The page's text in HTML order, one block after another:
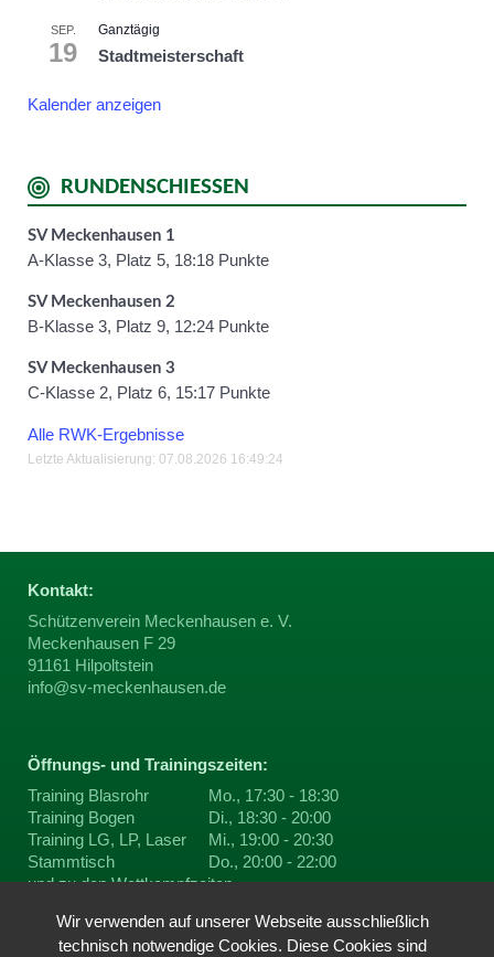
SEP.
19
Ganztägig
Stadtmeisterschaft
Kalender anzeigen
RUNDENSCHIESSEN
SV Meckenhausen 1
A-Klasse 3, Platz 5, 18:18 Punkte
SV Meckenhausen 2
B-Klasse 3, Platz 9, 12:24 Punkte
SV Meckenhausen 3
C-Klasse 2, Platz 6, 15:17 Punkte
Alle RWK-Ergebnisse
Letzte Aktualisierung: 07.08.2026 16:49:24
Kontakt:
Schützenverein Meckenhausen e. V.
Meckenhausen F 29
91161 Hilpoltstein
info@sv-meckenhausen.de
Öffnungs- und Trainingszeiten:
Training Blasrohr
Mo., 17:30 - 18:30
Training Bogen
Di., 18:30 - 20:00
Training LG, LP, Laser
Mi., 19:00 - 20:30
Stammtisch
Do., 20:00 - 22:00
und zu denWettkampfzeiten
Wir verwenden auf unserer Webseite ausschließlich
technisch notwendige Cookies. Diese Cookies sind